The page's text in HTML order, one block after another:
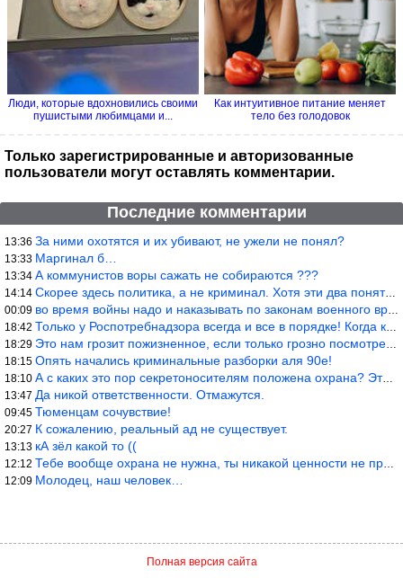
Люди, которые вдохновились своими
пушистыми любимцами и...
Как интуитивное питание меняет
тело без голодовок
Только зарегистрированные и авторизованные
пользователи могут оставлять комментарии.
Последние комментарии
13:36 За ними охотятся и их убивают, не ужели не понял?
13:33 Маргинал б…
13:34 А коммунистов воры сажать не собираются ???
14:14 Скорее здесь политика, а не криминал. Хотя эти два понятия начин
00:09 во время войны надо и наказывать по законам военного времени, а
18:42 Только у Роспотребнадзора всегда и все в порядке! Когда касается
18:29 Это нам грозит пожизненное, если только грозно посмотреть в их с
18:15 Опять начались криминальные разборки аля 90е!
18:10 А с каких это пор секретоносителям положена охрана? Это его зада
13:47 Да никой ответственности. Отмажутся.
09:45 Тюменцам сочувствие!
20:27 К сожалению, реальный ад не существует.
13:13 кА зёл какой то ((
12:12 Тебе вообще охрана не нужна, ты никакой ценности не представляеш
12:09 Молодец, наш человек…
Полная версия сайта